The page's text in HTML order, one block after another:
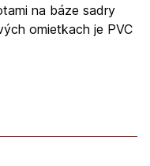
na báze sadry
omietkach je PVC